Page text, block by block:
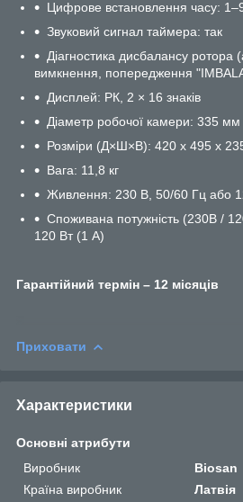
Цифрове встановлення часу:
Звуковий сигнал таймера: так
Діагностика дисбалансу ротора
вимкнення, попередження
Дисплей: РК, 2 × 16 знаків
Діаметр робочої камери: 335 мм
Розміри (Д×Ш×В): 420 x 495 x
Вага: 11,8 кг
Живлення: 230 В, 50/60 Гц або
Споживана потужність (230В /
120 Вт (1 A)
Гарантійний термін – 12 місяців
Приховати
Характеристики
Основні атрибути
Виробник
Biosan
Країна виробник
Латвія